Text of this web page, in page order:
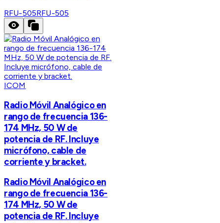
RFU-505RFU-505
ICOM
Radio Móvil Analógico en
rango de frecuencia 136-
174 MHz, 50 W de
potencia de RF. Incluye
micrófono, cable de
corriente y bracket.
Radio Móvil Analógico en
rango de frecuencia 136-
174 MHz, 50 W de
potencia de RF. Incluye